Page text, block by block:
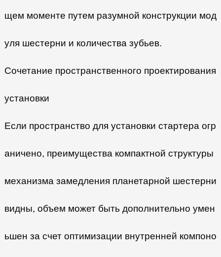
щем моменте путем разумной конструкции мод
уля шестерни и количества зубьев.
Сочетание пространственного проектирования
установки
Если пространство для установки стартера огр
аничено, преимущества компактной структуры
механизма замедления планетарной шестерни
видны, объем может быть дополнительно умен
ьшен за счет оптимизации внутренней компоно